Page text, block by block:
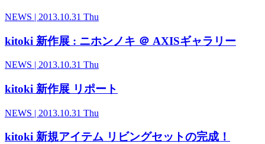
NEWS | 2013.10.31 Thu
kitoki 新作展 : ニホンノキ ＠ AXISギャラリー
NEWS | 2013.10.31 Thu
kitoki 新作展 リポート
NEWS | 2013.10.31 Thu
kitoki 新規アイテム リビングセットの完成！